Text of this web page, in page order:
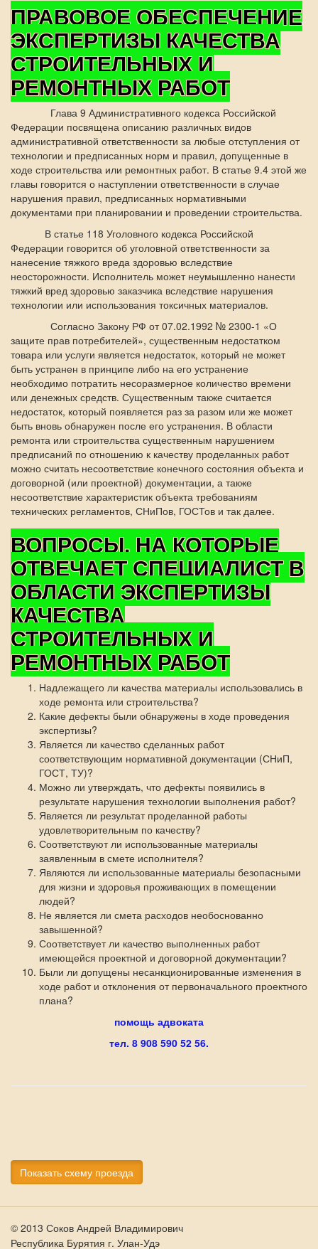
ПРАВОВОЕ ОБЕСПЕЧЕНИЕ
ЭКСПЕРТИЗЫ КАЧЕСТВА
СТРОИТЕЛЬНЫХ И
РЕМОНТНЫХ РАБОТ
Глава 9 Административного кодекса Российской
Федерации посвящена описанию различных видов
административной ответственности за любые отступления от
технологии и предписанных норм и правил, допущенные в
ходе строительства или ремонтных работ. В статье 9.4 этой же
главы говорится о наступлении ответственности в случае
нарушения правил, предписанных нормативными
документами при планировании и проведении строительства.
В статье 118 Уголовного кодекса Российской
Федерации говорится об уголовной ответственности за
нанесение тяжкого вреда здоровью вследствие
неосторожности. Исполнитель может неумышленно нанести
тяжкий вред здоровью заказчика вследствие нарушения
технологии или использования токсичных материалов.
Согласно Закону РФ от 07.02.1992 № 2300-1 «О
защите прав потребителей», существенным недостатком
товара или услуги является недостаток, который не может
быть устранен в принципе либо на его устранение
необходимо потратить несоразмерное количество времени
или денежных средств. Существенным также считается
недостаток, который появляется раз за разом или же может
быть вновь обнаружен после его устранения. В области
ремонта или строительства существенным нарушением
предписаний по отношению к качеству проделанных работ
можно считать несоответствие конечного состояния объекта и
договорной (или проектной) документации, а также
несоответствие характеристик объекта требованиям
технических регламентов, СНиПов, ГОСТов и так далее.
ВОПРОСЫ, НА КОТОРЫЕ
ОТВЕЧАЕТ СПЕЦИАЛИСТ В
ОБЛАСТИ ЭКСПЕРТИЗЫ
КАЧЕСТВА
СТРОИТЕЛЬНЫХ И
РЕМОНТНЫХ РАБОТ
Надлежащего ли качества материалы использовались в
ходе ремонта или строительства?
Какие дефекты были обнаружены в ходе проведения
экспертизы?
Является ли качество сделанных работ
соответствующим нормативной документации (СНиП,
ГОСТ, ТУ)?
Можно ли утверждать, что дефекты появились в
результате нарушения технологии выполнения работ?
Является ли результат проделанной работы
удовлетворительным по качеству?
Соответствуют ли использованные материалы
заявленным в смете исполнителя?
Являются ли использованные материалы безопасными
для жизни и здоровья проживающих в помещении
людей?
Не является ли смета расходов необоснованно
завышенной?
Соответствует ли качество выполненных работ
имеющейся проектной и договорной документации?
Были ли допущены несанкционированные изменения в
ходе работ и отклонения от первоначального проектного
плана?
помощь адвоката
тел. 8 908 590 52 56.
Показать схему проезда
© 2013 Соков Андрей Владимирович
Республика Бурятия г. Улан-Удэ